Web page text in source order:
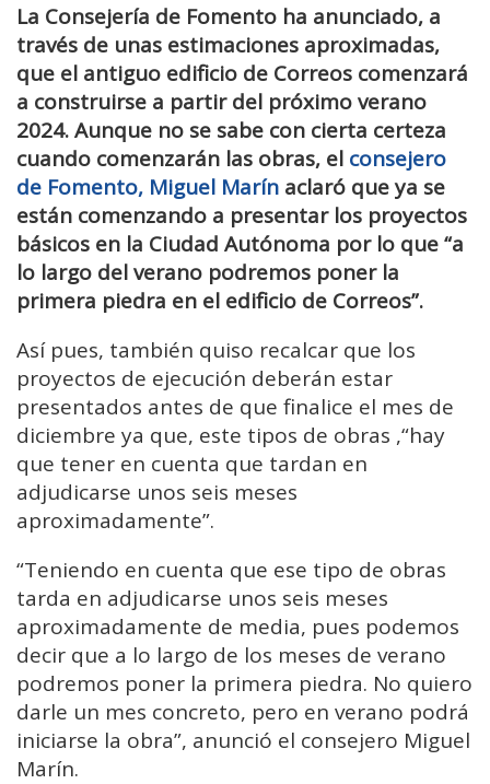
La Consejería de Fomento ha anunciado, a
través de unas estimaciones aproximadas,
que el antiguo edificio de Correos comenzará
a construirse a partir del próximo verano
2024. Aunque no se sabe con cierta certeza
cuando comenzarán las obras, el consejero
de Fomento, Miguel Marín aclaró que ya se
están comenzando a presentar los proyectos
básicos en la Ciudad Autónoma por lo que “a
lo largo del verano podremos poner la
primera piedra en el edificio de Correos”.
Así pues, también quiso recalcar que los
proyectos de ejecución deberán estar
presentados antes de que finalice el mes de
diciembre ya que, este tipos de obras ,“hay
que tener en cuenta que tardan en
adjudicarse unos seis meses
aproximadamente”.
“Teniendo en cuenta que ese tipo de obras
tarda en adjudicarse unos seis meses
aproximadamente de media, pues podemos
decir que a lo largo de los meses de verano
podremos poner la primera piedra. No quiero
darle un mes concreto, pero en verano podrá
iniciarse la obra”, anunció el consejero Miguel
Marín.